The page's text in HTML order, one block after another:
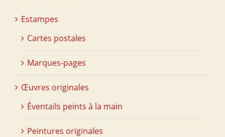
Estampes
Cartes postales
Marques-pages
Œuvres originales
Éventails peints à la main
Peintures originales